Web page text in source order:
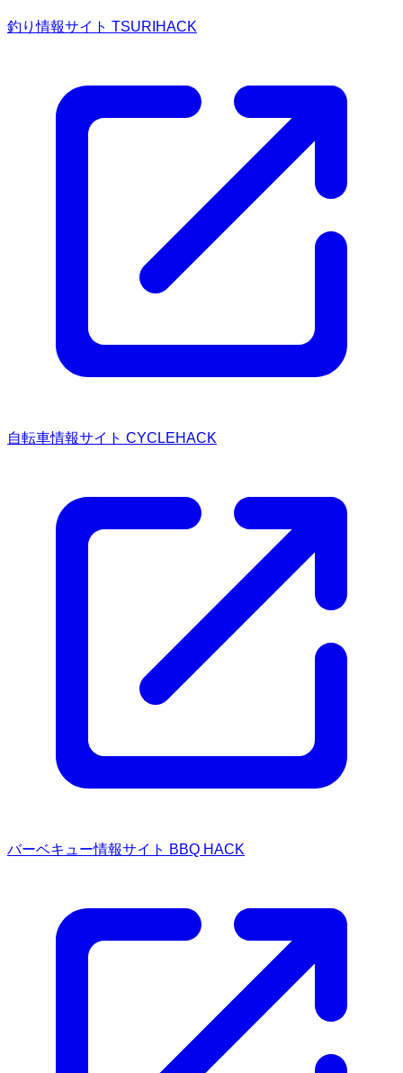
釣り情報サイト TSURIHACK
自転車情報サイト CYCLEHACK
バーベキュー情報サイト BBQ HACK